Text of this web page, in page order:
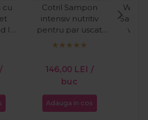
cu
Icy
/
Cotril Sampon
intensiv nutritiv
pentru par uscat
Nutro High
146,00 LEI /
buc
Adauga in cos
Wella